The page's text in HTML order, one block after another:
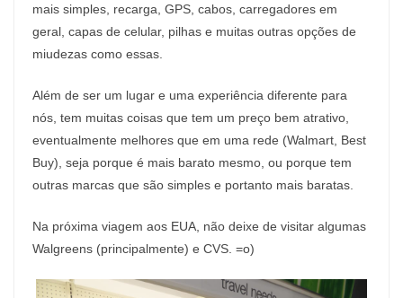
mais simples, recarga, GPS, cabos, carregadores em
geral, capas de celular, pilhas e muitas outras opções de
miudezas como essas.
Além de ser um lugar e uma experiência diferente para
nós, tem muitas coisas que tem um preço bem atrativo,
eventualmente melhores que em uma rede (Walmart, Best
Buy), seja porque é mais barato mesmo, ou porque tem
outras marcas que são simples e portanto mais baratas.
Na próxima viagem aos EUA, não deixe de visitar algumas
Walgreens (principalmente) e CVS. =o)